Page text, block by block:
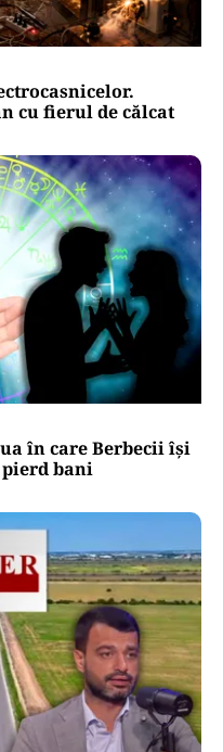
cu fierul de călcat
în care Berbecii își
bani